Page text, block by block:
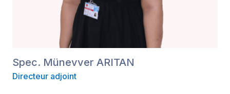
Spec. Münevver ARITAN
Directeur adjoint